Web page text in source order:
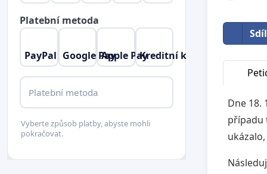
Dne 18.
případu
Platební metoda
PayPal Google PayApple PayKreditní karta
Platební metoda
Vyberte způsob platby, abyste mohli
pokračovat.